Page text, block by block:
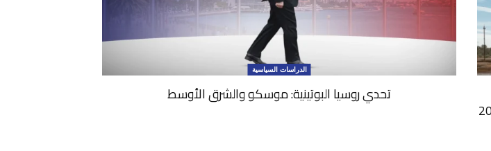
الدراسات السياسية
تحدي روسيا البوتينية: موسكو والشرق الأوسط